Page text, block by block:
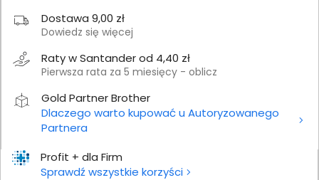
Profit + dla Firm
Sprawdź wszystkie korzyści
Dostawa 9,00 zł
Dowiedz się więcej
Raty w Santander od 4,40 zł
Pierwsza rata za 5 miesięcy - oblicz
Gold Partner Brother
Dlaczego warto kupować u Autoryzowanego
Partnera